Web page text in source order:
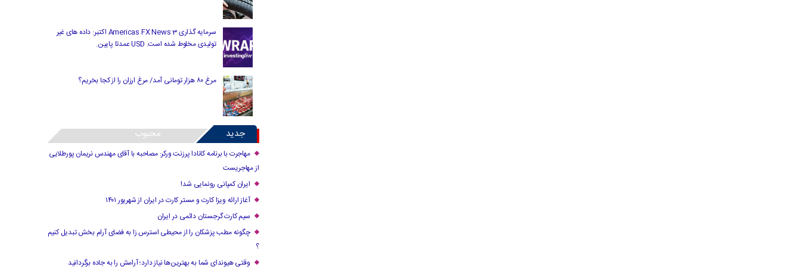
سرمایه گذاری Americas FX News 3 اکتبر: داده های غیر
تولیدی مخلوط شده است. USD عمدتا پایین.
مرغ ۸۰ هزار تومانی آمد/ مرغ ارزان را از کجا بخریم؟
جدید محبوب
مهاجرت با برنامه کانادا پرزنت ورکر: مصاحبه با آقای مهندس نریمان پورطلایی
از مهاجریست
ایران کمپانی رونمایی شد!
آغاز ارائه ویزا کارت و مستر کارت در ایران از شهریور ۱۴۰۱
سیم کارت گرجستان دائمی در ایران
چگونه مطب پزشکان را از محیطی استرس زا به فضای آرام بخش تبدیل کنیم
؟
وقتی هیوندای شما به بهترین‌ها نیاز دارد؛ آرامش را به جاده برگردانید